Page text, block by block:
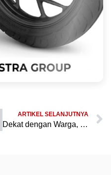
ARTIKEL SELANJUTNYA
Dekat dengan Warga, Bhabinkamtibmas Hadiri Pengajian dan Sampaikan Pesan Kamtibmas di Desa Cilaja